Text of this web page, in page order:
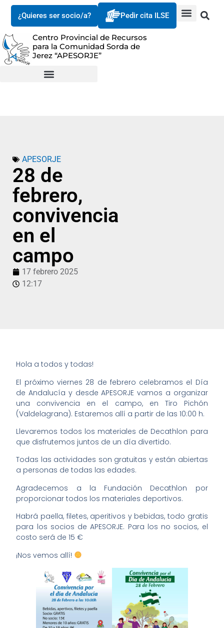
¿Quieres ser socio/a? Pedir cita ILSE
Centro Provincial de Recursos
para la Comunidad Sorda de
Jerez “APESORJE”
APESORJE
28 de
febrero,
convivencia
en el
campo
17 febrero 2025
12:17
Hola a todos y todas!
El próximo viernes 28 de febrero celebramos el Día
de Andalucía y desde APESORJE vamos a organizar
una convivencia en el campo, en Tiro Pichón
(Valdelagrana). Estaremos allí a partir de las 10:00 h.
Llevaremos todos los materiales de Decathlon para
que disfrutemos juntos de un día divertido.
Todas las actividades son gratuitas y están abiertas
a personas de todas las edades.
Agradecemos a la Fundación Decathlon por
proporcionar todos los materiales deportivos.
Habrá paella, filetes, aperitivos y bebidas, todo gratis
para los socios de APESORJE. Para los no socios, el
costo será de 15 €
¡Nos vemos allí!